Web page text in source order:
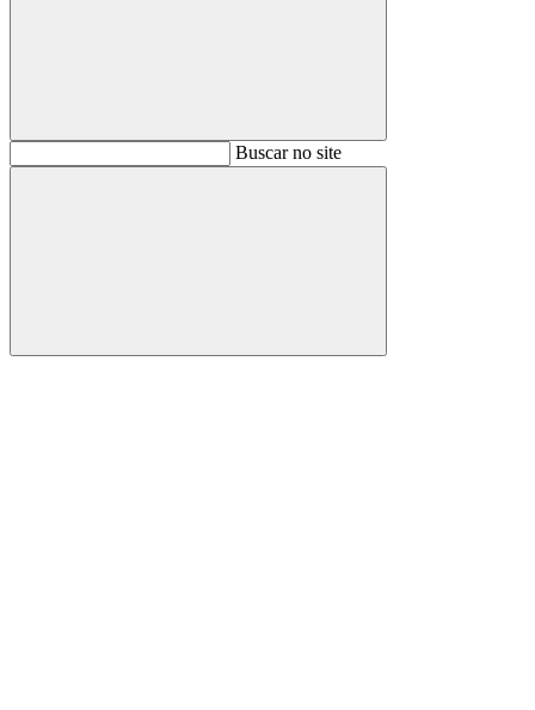
BuscarBuscar no site
Buscar